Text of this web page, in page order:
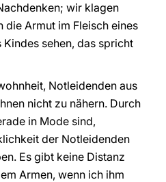
wir klagen
die Armut im Fleisch eines
Kindes sehen, das spricht
Notleidenden aus
nicht zu nähern. Durch
in Mode sind,
der Notleidenden
Es gibt keine Distanz
Armen, wenn ich ihm